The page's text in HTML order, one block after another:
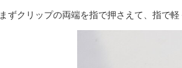
まずクリップの両端を指で押さえて、指で